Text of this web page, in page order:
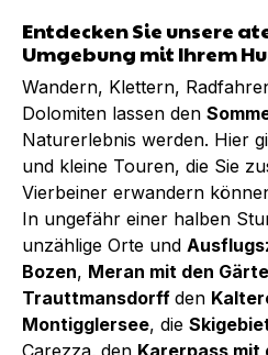
Entdecken Sie unsere
Umgebung mit Ihrem
Wandern, Klettern,
Dolomiten lassen den
Naturerlebnis werden. Hier
und kleine Touren, die Sie
Vierbeiner erwandern
In ungefähr einer halben
unzählige Orte und
Bozen, Meran mit den
Trauttmansdorff den
Montigglersee, die
Carezza, den Karerpass mit